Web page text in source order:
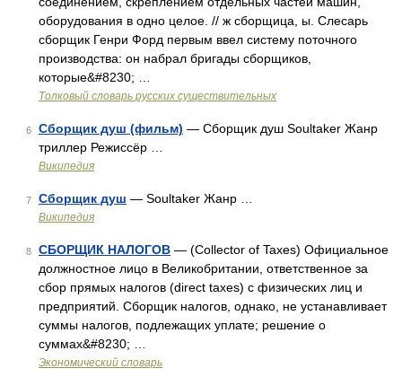
оборудования в одно целое. // ж сборщица, ы. Слесарь
сборщик Генри Форд первым ввел систему поточного
производства: он набрал бригады сборщиков,
которые&#8230; …
Толковый словарь русских существительных
6 Сборщик душ (фильм) — Сборщик душ Soultaker Жанр
триллер Режиссёр …
Википедия
7 Сборщик душ — Soultaker Жанр …
Википедия
8 СБОРЩИК НАЛОГОВ — (Collector of Taxes) Официальное
должностное лицо в Великобритании, ответственное за
сбор прямых налогов (direct taxes) с физических лиц и
предприятий. Сборщик налогов, однако, не устанавливает
суммы налогов, подлежащих уплате; решение о
суммах&#8230; …
Экономический словарь